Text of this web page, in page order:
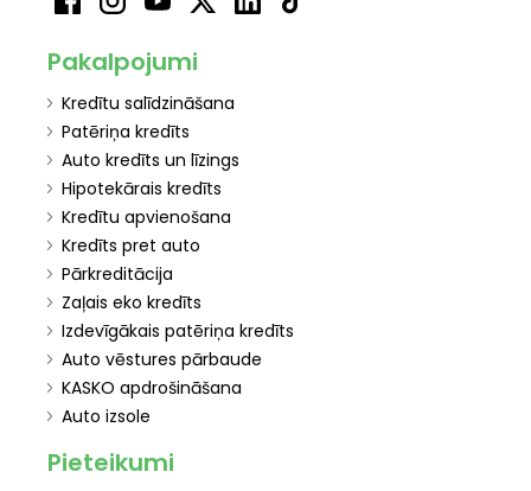
Pakalpojumi
Kredītu salīdzināšana
Patēriņa kredīts
Auto kredīts un līzings
Hipotekārais kredīts
Kredītu apvienošana
Kredīts pret auto
Pārkreditācija
Zaļais eko kredīts
Izdevīgākais patēriņa kredīts
Auto vēstures pārbaude
KASKO apdrošināšana
Auto izsole
Pieteikumi